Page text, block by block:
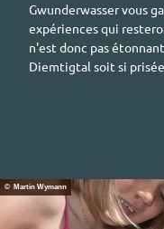
Gwunderwasser vous
expériences qui
n'est donc pas
Diemtigtal soit si
© Martin Wymann